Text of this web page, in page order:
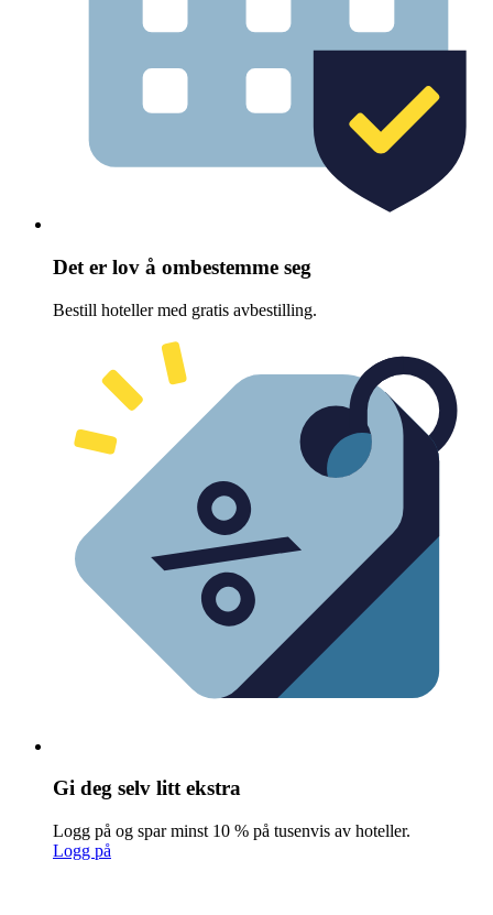
Det er lov å ombestemme seg
Bestill hoteller med gratis avbestilling.
Gi deg selv litt ekstra
Logg på og spar minst 10 % på tusenvis av hoteller.
Logg på